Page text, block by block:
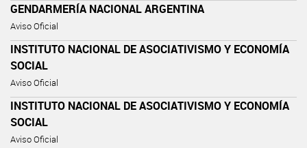
GENDARMERÍA NACIONAL ARGENTINA
Aviso Oficial
INSTITUTO NACIONAL DE ASOCIATIVISMO Y ECONOMÍA
SOCIAL
Aviso Oficial
INSTITUTO NACIONAL DE ASOCIATIVISMO Y ECONOMÍA
SOCIAL
Aviso Oficial